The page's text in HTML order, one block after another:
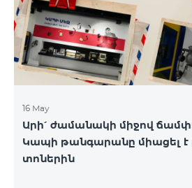
16 May
Արի՛ ժամանակի միջով
Կապի թանգարանը միացել
տոներին